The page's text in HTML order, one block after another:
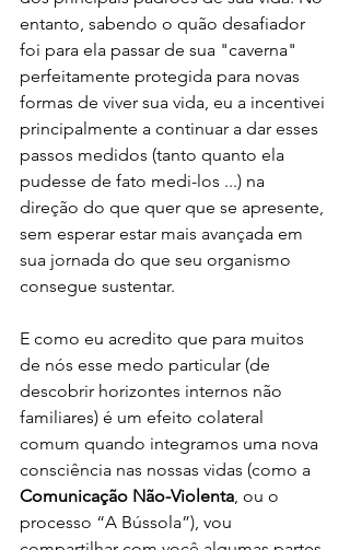
entanto, sabendo o quão desafiador
foi para ela passar de sua "caverna"
perfeitamente protegida para novas
formas de viver sua vida, eu a incentivei
principalmente a continuar a dar esses
passos medidos (tanto quanto ela
pudesse de fato medi-los ...) na
direção do que quer que se apresente,
sem esperar estar mais avançada em
sua jornada do que seu organismo
consegue sustentar.
E como eu acredito que para muitos
de nós esse medo particular (de
descobrir horizontes internos não
familiares) é um efeito colateral
comum quando integramos uma nova
consciência nas nossas vidas (como a
Comunicação Não-Violenta, ou o
processo “A Bússola”), vou